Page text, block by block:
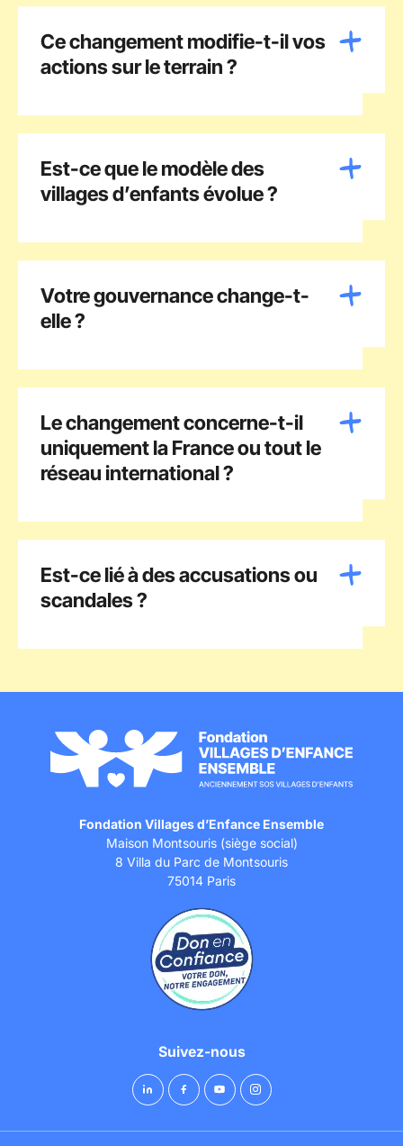
Ce changement modifie-t-il vos
actions sur le terrain ?
Est-ce que le modèle des
villages d’enfants évolue ?
Votre gouvernance change-t-
elle ?
Le changement concerne-t-il
uniquement la France ou tout le
réseau international ?
Est-ce lié à des accusations ou
scandales ?
Fondation Villages d’Enfance Ensemble
Maison Montsouris (siège social)
8 Villa du Parc de Montsouris
75014 Paris
Suivez-nous